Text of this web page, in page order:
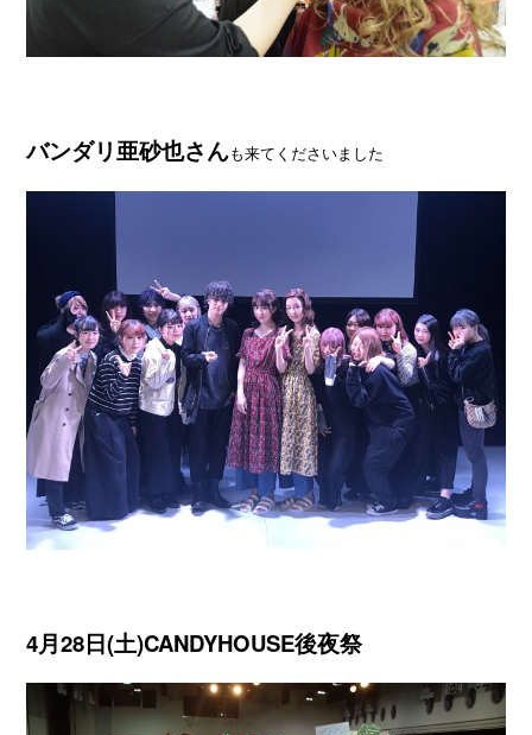
バンダリ亜砂也さんも来てくださいました
4月28日(土)CANDYHOUSE後夜祭